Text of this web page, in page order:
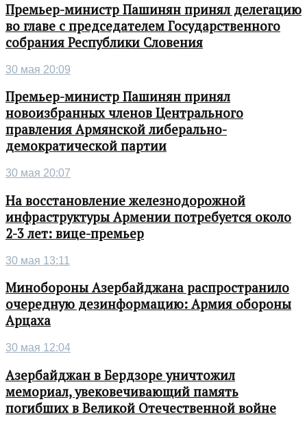
Премьер-министр Пашинян принял делегацию
во главе с председателем Государственного
собрания Республики Словения
30 мая 20:09
Премьер-министр Пашинян принял
новоизбранных членов Центрального
правления Армянской либерально-
демократической партии
30 мая 20:07
На восстановление железнодорожной
инфраструктуры Армении потребуется около
2-3 лет: вице-премьер
30 мая 13:11
Минобороны Азербайджана распространило
очередную дезинформацию: Армия обороны
Арцаха
30 мая 12:04
Азербайджан в Бердзоре уничтожил
мемориал, увековечивающий память
погибших в Великой Отечественной войне